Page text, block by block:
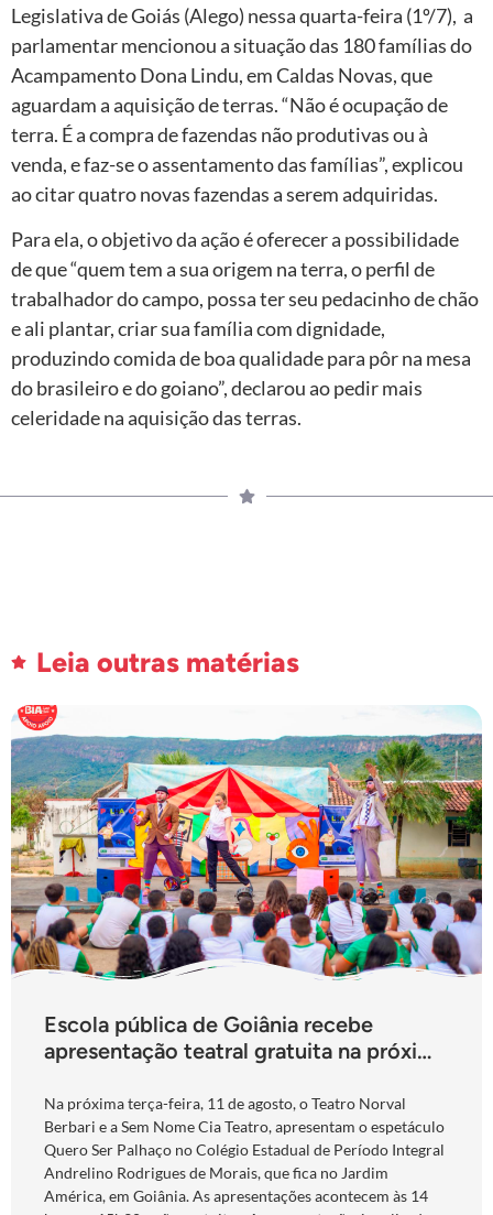
Legislativa de Goiás (Alego) nessa quarta-feira (1º/7), a
parlamentar mencionou a situação das 180 famílias do
Acampamento Dona Lindu, em Caldas Novas, que
aguardam a aquisição de terras. “Não é ocupação de
terra. É a compra de fazendas não produtivas ou à
venda, e faz-se o assentamento das famílias”, explicou
ao citar quatro novas fazendas a serem adquiridas.
Para ela, o objetivo da ação é oferecer a possibilidade
de que “quem tem a sua origem na terra, o perfil de
trabalhador do campo, possa ter seu pedacinho de chão
e ali plantar, criar sua família com dignidade,
produzindo comida de boa qualidade para pôr na mesa
do brasileiro e do goiano”, declarou ao pedir mais
celeridade na aquisição das terras.
Leia outras matérias
Escola pública de Goiânia recebe
apresentação teatral gratuita na próxima
Na próxima terça-feira, 11 de agosto, o Teatro Norval
Berbari e a Sem Nome Cia Teatro, apresentam o espetáculo
Quero Ser Palhaço no Colégio Estadual de Período Integral
Andrelino Rodrigues de Morais, que fica no Jardim
América, em Goiânia. As apresentações acontecem às 14